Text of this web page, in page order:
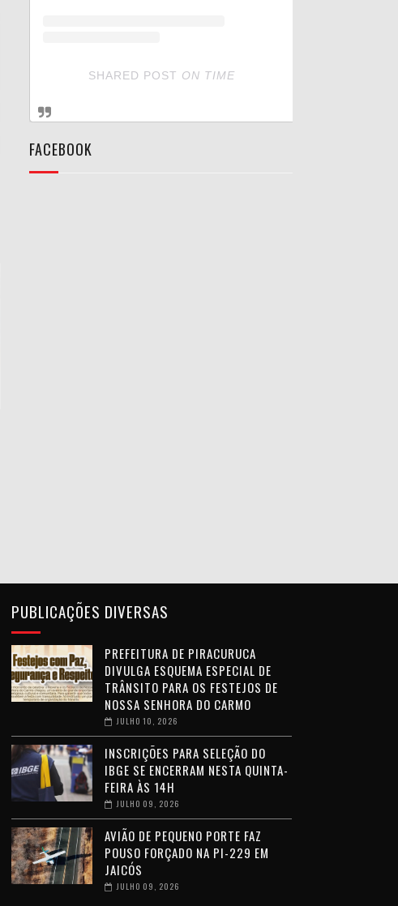
SHARED POST ON TIME
FACEBOOK
PUBLICAÇÕES DIVERSAS
PREFEITURA DE PIRACURUCA
DIVULGA ESQUEMA ESPECIAL DE
TRÂNSITO PARA OS FESTEJOS DE
NOSSA SENHORA DO CARMO
JULHO 10, 2026
INSCRIÇÕES PARA SELEÇÃO DO
IBGE SE ENCERRAM NESTA QUINTA-
FEIRA ÀS 14H
JULHO 09, 2026
AVIÃO DE PEQUENO PORTE FAZ
POUSO FORÇADO NA PI-229 EM
JAICÓS
JULHO 09, 2026